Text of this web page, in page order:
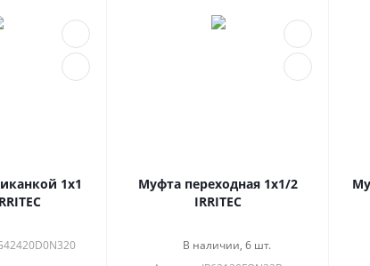
1х1
Муфта переходная 1x1/2
IRRITEC
В наличии, 6 шт.